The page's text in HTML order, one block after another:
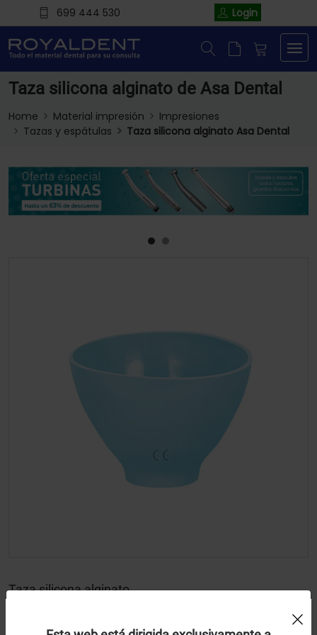
699 444 530 Login
Taza silicona alginato de Asa Dental
Home Material impresión
Impresiones
Tazas y espátulas
Taza silicona alginato Asa Dental
Taza silicona alginato